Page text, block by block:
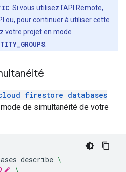
. Si vous utilisez l'API Remote,
ou, pour continuer à utiliser cette
votre projet en mode
firestore databases
de simultanéité de votre
describe \
\